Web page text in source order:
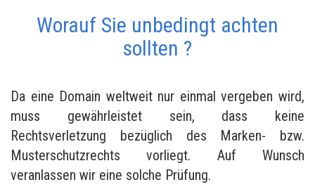
Worauf Sie unbedingt achten
sollten ?
Da eine Domain weltweit nur einmal vergeben wird,
muss gewährleistet sein, dass keine
Rechtsverletzung bezüglich des Marken- bzw.
Musterschutzrechts vorliegt. Auf Wunsch
veranlassen wir eine solche Prüfung.